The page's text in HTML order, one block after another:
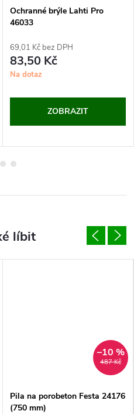
Ochranné brýle Lahti Pro
46033
69,01 Kč bez DPH
83,50 Kč
Na dotaz
ZOBRAZIT
487 Kč
–10 %
Pila na porobeton Festa 24176
(750 mm)